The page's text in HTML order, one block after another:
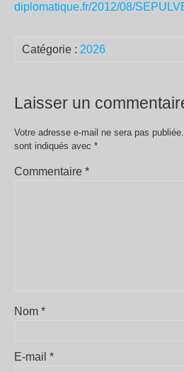
diplomatique.fr/2012/08/
Catégorie : 2026
Laisser un
Votre adresse e-mail ne sera pas publiée.
sont indiqués avec *
Commentaire *
Nom *
E-mail *